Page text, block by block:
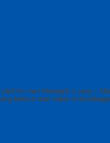
Marmer Persegi Panjang –
terbuat dari marmer ini